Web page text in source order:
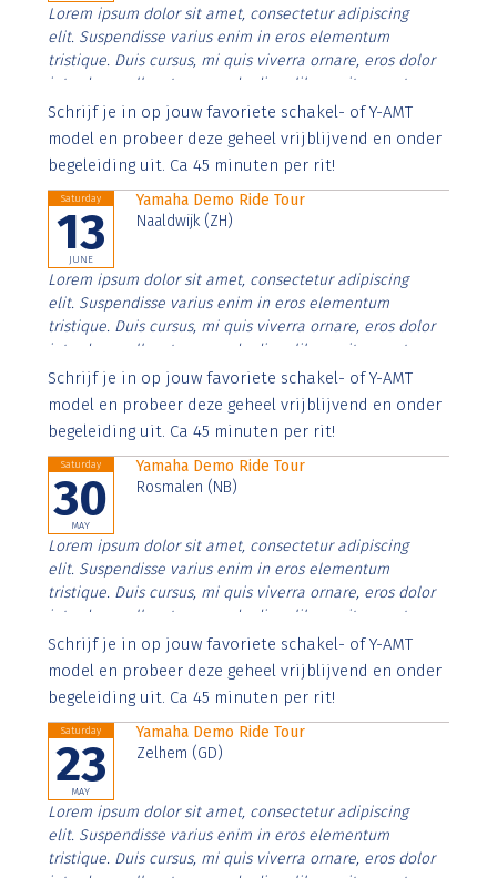
Lorem ipsum dolor sit amet, consectetur adipiscing
elit. Suspendisse varius enim in eros elementum
tristique. Duis cursus, mi quis viverra ornare, eros dolor
interdum nulla, ut commodo diam libero vitae erat.
Aenean faucibus nibh et justo cursus id rutrum lorem
imperdiet. Nunc ut sem vitae risus tristique posuere.
Schrijf je in op jouw favoriete schakel- of Y-AMT
model en probeer deze geheel vrijblijvend en onder
begeleiding uit. Ca 45 minuten per rit!
Saturday
13
JUNE
Yamaha Demo Ride Tour
Naaldwijk (ZH)
Lorem ipsum dolor sit amet, consectetur adipiscing
elit. Suspendisse varius enim in eros elementum
tristique. Duis cursus, mi quis viverra ornare, eros dolor
interdum nulla, ut commodo diam libero vitae erat.
Aenean faucibus nibh et justo cursus id rutrum lorem
imperdiet. Nunc ut sem vitae risus tristique posuere.
Schrijf je in op jouw favoriete schakel- of Y-AMT
model en probeer deze geheel vrijblijvend en onder
begeleiding uit. Ca 45 minuten per rit!
Saturday
30
MAY
Yamaha Demo Ride Tour
Rosmalen (NB)
Lorem ipsum dolor sit amet, consectetur adipiscing
elit. Suspendisse varius enim in eros elementum
tristique. Duis cursus, mi quis viverra ornare, eros dolor
interdum nulla, ut commodo diam libero vitae erat.
Aenean faucibus nibh et justo cursus id rutrum lorem
imperdiet. Nunc ut sem vitae risus tristique posuere.
Schrijf je in op jouw favoriete schakel- of Y-AMT
model en probeer deze geheel vrijblijvend en onder
begeleiding uit. Ca 45 minuten per rit!
Saturday
23
MAY
Yamaha Demo Ride Tour
Zelhem (GD)
Lorem ipsum dolor sit amet, consectetur adipiscing
elit. Suspendisse varius enim in eros elementum
tristique. Duis cursus, mi quis viverra ornare, eros dolor